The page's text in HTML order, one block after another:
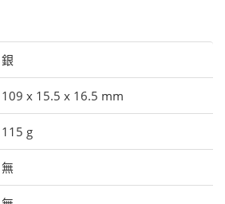
銀
109 x 15.5 x 16.5 mm
115 g
無